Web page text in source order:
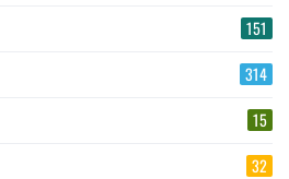
151
314
15
32